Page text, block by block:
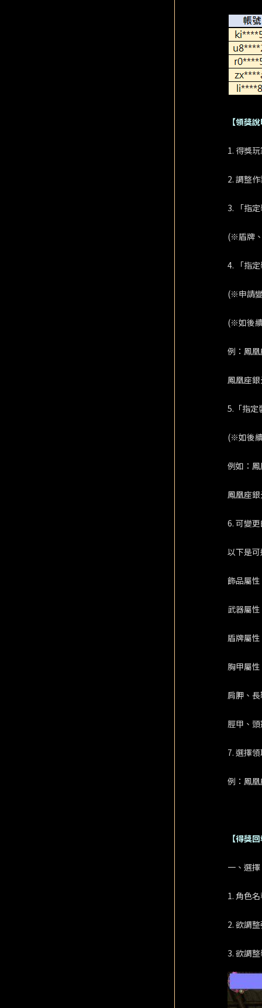
【領獎
1. 得獎
2. 調整
3. 「指
(※盾牌
4. 「指
(※申請
(※如後
例：鳳
鳳凰座
5.「指定
(※如後
例如：
鳳凰座
6. 可變
以下是
飾品屬
武器屬
盾牌屬
胸甲屬
肩胛、
脛甲、
7. 選擇
例：鳳
【得獎
一、選
1. 角色
2. 欲調
3. 欲調